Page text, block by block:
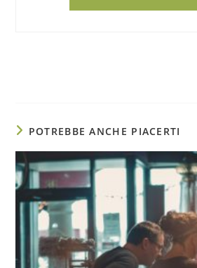
POTREBBE ANCHE PIACERTI